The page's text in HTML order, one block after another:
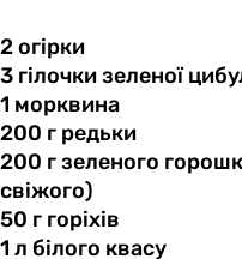
2 огірки
3 гілочкизеленої
1 морквина
200 г редьки
200 гзеленого
свіжого)
50 г горіхів
1 л білого квасу